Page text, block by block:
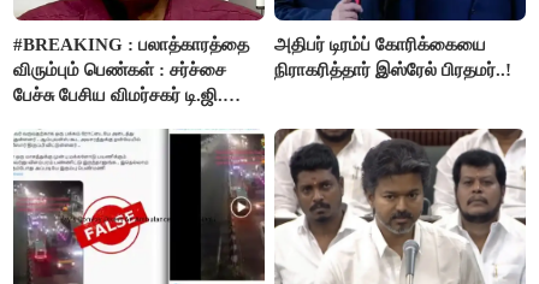
#BREAKING : பலாத்காரத்தை
விரும்பும் பெண்கள் : சர்ச்சை
பேச்சு பேசிய விமர்சகர் டி.ஜி.
அதிபர் டிரம்ப் கோரிக்கையை
நிராகரித்தார் இஸ்ரேல் பிரதமர்..!